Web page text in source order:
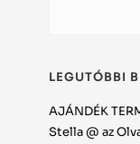
LEGUTÓBBI
AJÁNDÉK
Stella @ az